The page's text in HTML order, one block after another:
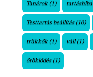
Tanárok(1) tartáshiba
Testtartás beállítás(10)
trükkök(1) váll(1)
öröklődés(1)